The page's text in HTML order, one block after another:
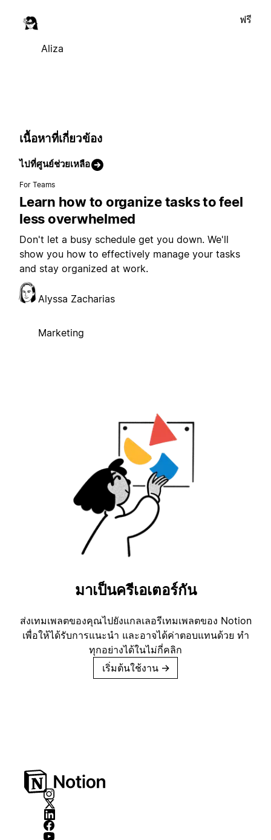
Aliza
ฟรี
เนื้อหาที่เกี่ยวข้อง
ไปที่ศูนย์ช่วยเหลือ
For Teams
Learn how to organize tasks to feel
less overwhelmed
Don't let a busy schedule get you down. We'll
show you how to effectively manage your tasks
and stay organized at work.
Alyssa Zacharias
Marketing
มาเป็นครีเอเตอร์กัน
ส่งเทมเพลตของคุณไปยังแกลเลอรีเทมเพลตของ Notion
เพื่อให้ได้รับการแนะนำ และอาจได้ค่าตอบแทนด้วย ทำ
ทุกอย่างได้ในไม่กี่คลิก
เริ่มต้นใช้งาน →